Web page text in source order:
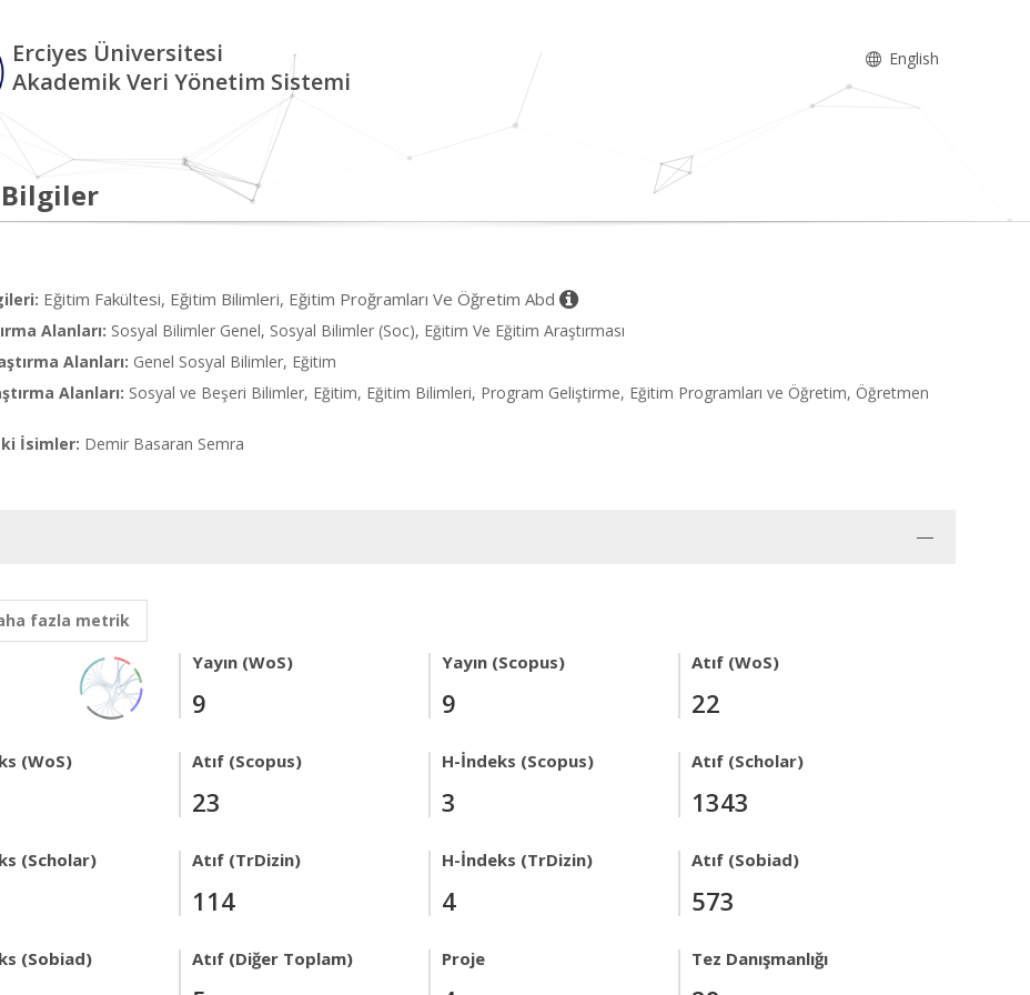
Erciyes Üniversitesi
Akademik Veri Yönetim Sistemi
English
Eğitim Fakültesi, Eğitim Bilimleri, Eğitim Proğramları Ve Öğretim Abd
Alanları: Sosyal Bilimler Genel, Sosyal Bilimler (Soc), Eğitim Ve Eğitim Araştırması
Alanları: Genel Sosyal Bilimler, Eğitim
Alanları: Sosyal ve Beşeri Bilimler, Eğitim, Eğitim Bilimleri, Program Geliştirme, Eğitim Programları ve Öğretim, Öğretmen
İsimler: Demir Basaran Semra
fazla metrik
Yayın (WoS)
9
Yayın (Scopus)
9
Atıf (WoS)
22
(WoS) Atıf (Scopus)
23
H-İndeks (Scopus)
3
Atıf (Scholar)
1343
(Scholar) Atıf (TrDizin)
114
H-İndeks (TrDizin)
4
Atıf (Sobiad)
573
(Sobiad) Atıf (Diğer Toplam) Proje Tez Danışmanlığı